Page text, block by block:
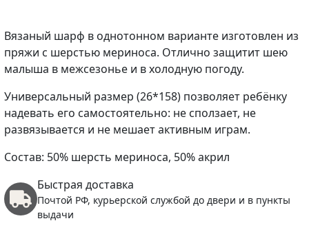
Вязаный шарф в однотонном варианте изготовлен из
пряжи с шерстью мериноса. Отлично защитит шею
малыша в межсезонье и в холодную погоду.
Универсальный размер (26*158) позволяет ребёнку
надевать его самостоятельно: не сползает, не
развязывается и не мешает активным играм.
Состав: 50% шерсть мериноса, 50% акрил
Быстрая доставка
Почтой РФ, курьерской службой до двери и в пункты
выдачи